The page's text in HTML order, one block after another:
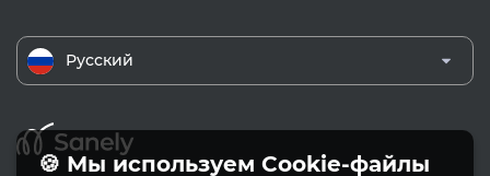
Русский
🍪 Мы используем Cookie-файлы